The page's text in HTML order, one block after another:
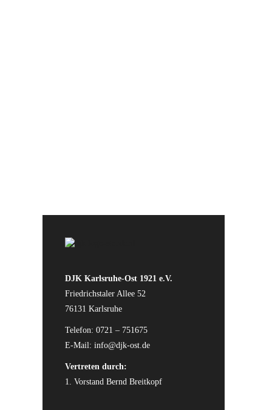
DJK Karlsruhe-Ost 1921 e.V.
Friedrichstaler Allee 52
76131 Karlsruhe
Telefon: 0721 – 751675
E-Mail: info@djk-ost.de
Vertreten durch:
1. Vorstand Bernd Breitkopf